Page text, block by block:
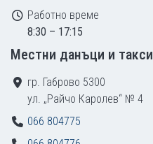
Работно време
8:30 – 17:15
Местни данъци и такси
гр. Габрово 5300
ул. „Райчо Каролев“ № 4
066 804775